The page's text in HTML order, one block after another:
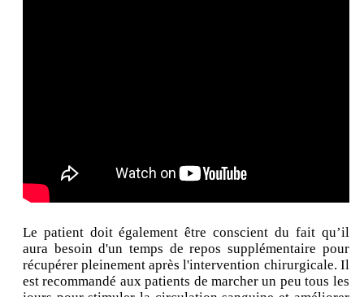
Le patient doit également être conscient du fait qu’il
aura besoin d'un temps de repos supplémentaire pour
récupérer pleinement après l'intervention chirurgicale. Il
est recommandé aux patients de marcher un peu tous les